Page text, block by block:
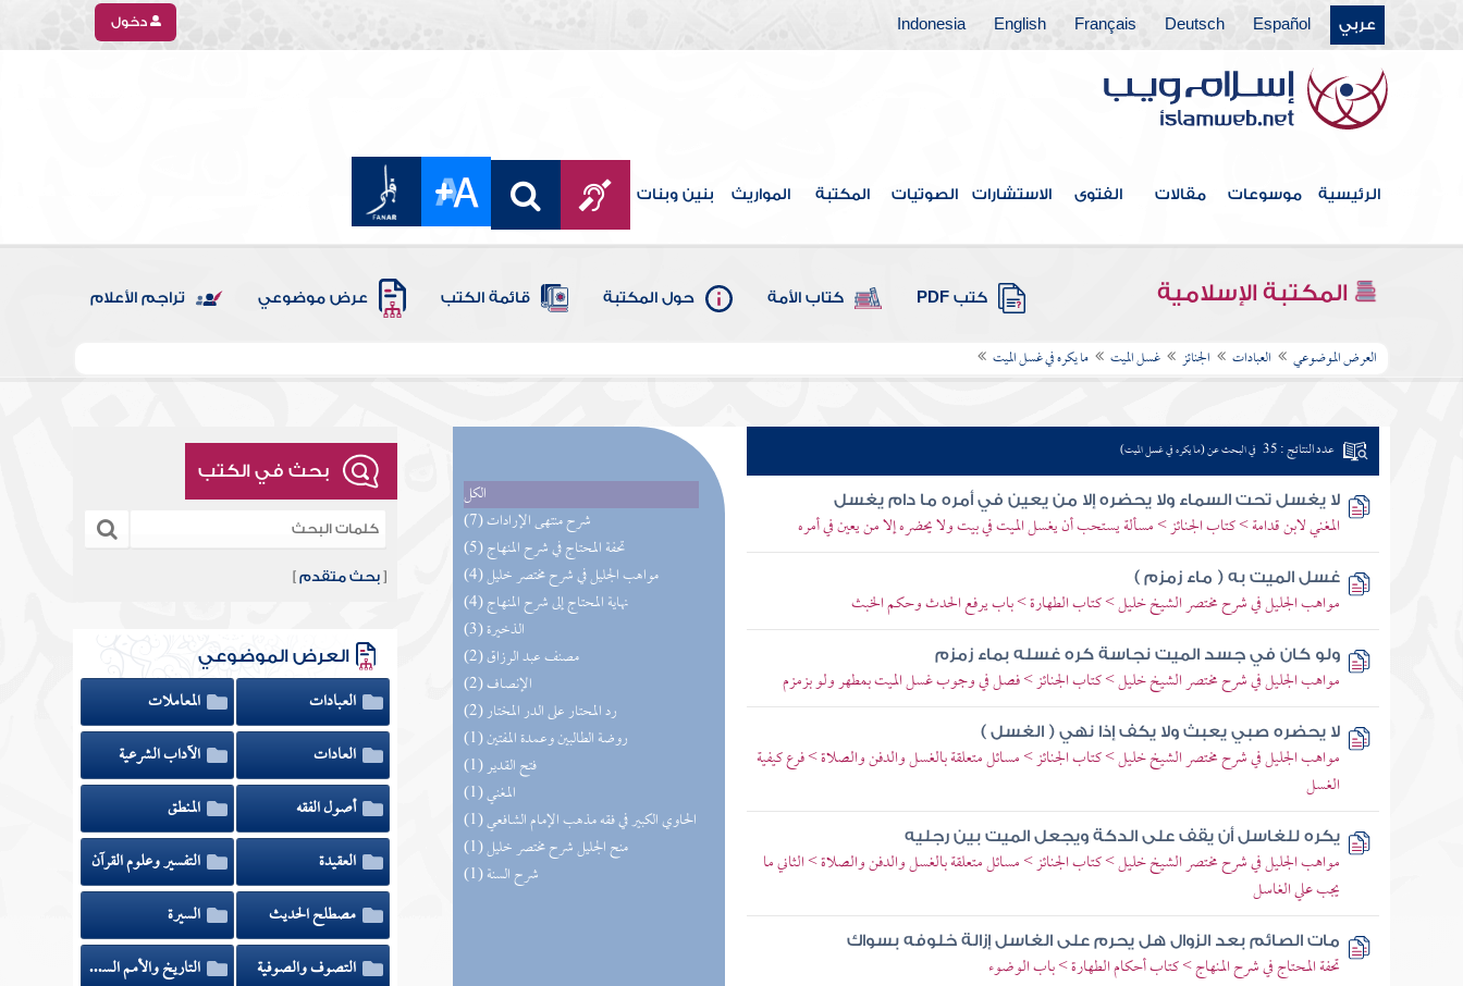
عربي Español
Deutsch
Français
English
Indonesia دخول
الرئيسية موسوعات مقالات الفتوى الاستشارات الصوتيات المكتبة المواريث بنين وبنات
المكتبة الإسلامية كتب PDF كتاب الأمة حول المكتبة قائمة الكتب عرض موضوعي تراجم الأعلام
العرض الموضوعي العبادات الجنائز غسل الميت ما يكره في غسل الميت
الكل
(7) شرح منتهى الإرادات
(5) تحفة المحتاج في شرح المنهاج
(4) مواهب الجليل في شرح مختصر خليل
(4) نهاية المحتاج إلى شرح المنهاج
(3) الذخيرة
(2) مصنف عبد الرزاق
(2) الإنصاف
(2) رد المحتار على الدر المختار
(1) روضة الطالبين وعمدة المفتين
(1) فتح القدير
(1) المغني
(1) الحاوي الكبير في فقه مذهب الإمام الشافعي
(1) منح الجليل شرح مختصر خليل
(1) شرح السنة
عدد النتائج : 35 في البحث عن (ما يكره في غسل الميت)
لا يغسل تحت السماء ولا يحضره إلا من يعين في أمره ما دام يغسل
المغني لابن قدامة > كتاب الجنائز > مسألة يستحب أن يغسل الميت في بيت ولا يحضره إلا من يعين في أمره
غسل الميت به ( ماء زمزم )
مواهب الجليل في شرح مختصر الشيخ خليل > كتاب الطهارة > باب يرفع الحدث وحكم الخبث
ولو كان في جسد الميت نجاسة كره غسله بماء زمزم
مواهب الجليل في شرح مختصر الشيخ خليل > كتاب الجنائز > فصل في وجوب غسل الميت بمطهر ولو بزمزم
لا يحضره صبي يعبث ولا يكف إذا نهي ( الغسل )
مواهب الجليل في شرح مختصر الشيخ خليل > كتاب الجنائز > مسائل متعلقة بالغسل والدفن والصلاة > فرع كيفية
الغسل
يكره للغاسل أن يقف على الدكة ويجعل الميت بين رجليه
مواهب الجليل في شرح مختصر الشيخ خليل > كتاب الجنائز > مسائل متعلقة بالغسل والدفن والصلاة > الثاني ما
يجب علي الغاسل
مات الصائم بعد الزوال هل يحرم على الغاسل إزالة خلوفه بسواك
تحفة المحتاج في شرح المنهاج > كتاب أحكام الطهارة > باب الوضوء
بحث في الكتب
[بحث متقدم ]
العرض الموضوعي
العبادات
المعاملات
العادات
الآداب الشرعية
أصول الفقه
المنطق
العقيدة
التفسير وعلوم القرآن
مصطلح الحديث
السيرة
التصوف والصوفية
التاريخ والأمم السابقة